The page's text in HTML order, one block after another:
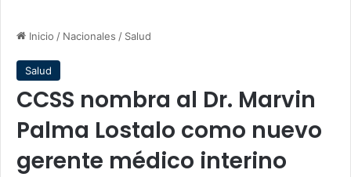
Inicio / Nacionales / Salud
Salud
CCSS nombra al Dr. Marvin
Palma Lostalo como nuevo
gerente médico interino